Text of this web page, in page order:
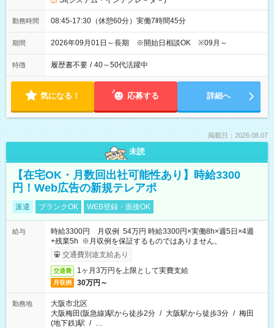
勤務時間 08:45-17:30（休憩60分）実働7時間45分
期間 2026年09月01日～長期 ※開始日相談OK ※09月～
特徴 履歴書不要 / 40～50代活躍中
気になる！ 応募する 詳細へ
掲載日：2026.08.07
未読
【在宅OK・月数回出社可能性あり】時給3300
円！Web広告の新規テレアポ
派遣 ブランクOK WEB登録・面接OK
給与
時給3300円 月収例 54万円 時給3300円×実働8h×週5日×4週
+残業5h ※月収例を保証するものではありません。
交通費別途支給あり
交通費 1ヶ月3万円を上限として実費支給
月収例 30万円～
勤務地
大阪市北区
大阪梅田(阪急線)駅から徒歩2分 / 大阪駅から徒歩3分 / 梅田
(地下鉄)駅 / …